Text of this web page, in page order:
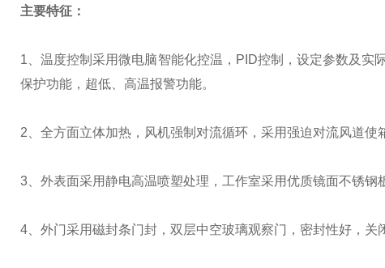
主要特征：
1 、温度控制采用微电脑智能化控温， PID控制，设定参数及实
保护功能，超低、高温报警功能。
2 、全方面立体加热，风机强制对流循环，采用强迫对流风道
3 、外表面采用静电高温喷塑处理，工作室采用优质镜面不锈钢
4 、外门采用磁封条门封，双层中空玻璃观察门，密封性好，关